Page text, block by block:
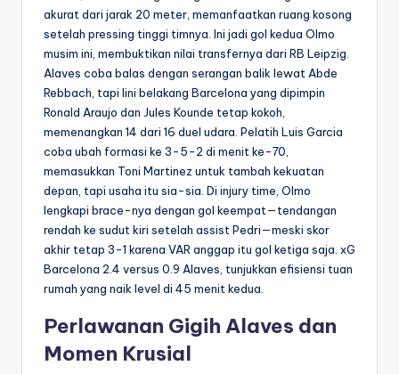
akurat dari jarak 20 meter, memanfaatkan ruang kosong
setelah pressing tinggi timnya. Ini jadi gol kedua Olmo
musim ini, membuktikan nilai transfernya dari RB Leipzig.
Alaves coba balas dengan serangan balik lewat Abde
Rebbach, tapi lini belakang Barcelona yang dipimpin
Ronald Araujo dan Jules Kounde tetap kokoh,
memenangkan 14 dari 16 duel udara. Pelatih Luis Garcia
coba ubah formasi ke 3-5-2 di menit ke-70,
memasukkan Toni Martinez untuk tambah kekuatan
depan, tapi usaha itu sia-sia. Di injury time, Olmo
lengkapi brace-nya dengan gol keempat—tendangan
rendah ke sudut kiri setelah assist Pedri—meski skor
akhir tetap 3-1 karena VAR anggap itu gol ketiga saja. xG
Barcelona 2.4 versus 0.9 Alaves, tunjukkan efisiensi tuan
rumah yang naik level di 45 menit kedua.
Perlawanan Gigih Alaves dan
Momen Krusial